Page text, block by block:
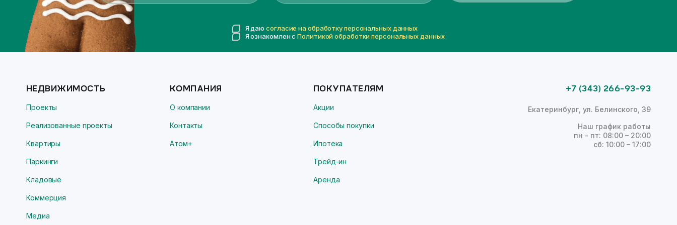
Я даю согласие на обработку персональных данных
Я ознакомлен с Политикой обработки персональных данных
НЕДВИЖИМОСТЬ
Проекты
Реализованные проекты
Квартиры
Паркинги
Кладовые
Коммерция
Медиа
КОМПАНИЯ
О компании
Контакты
Атом+
ПОКУПАТЕЛЯМ
Акции
Способы покупки
Ипотека
Трейд-ин
Аренда
+7 (343) 266-93-93
Екатеринбург, ул. Белинского, 39
Наш график работы
пн - пт: 08:00 – 20:00
сб: 10:00 – 17:00